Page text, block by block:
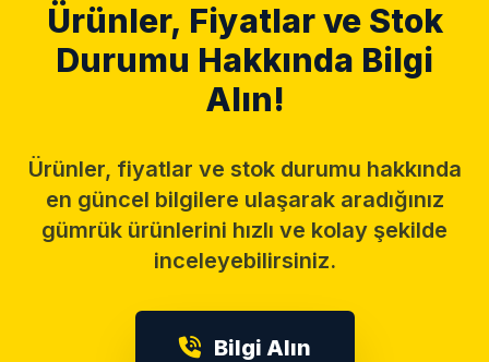
Ürünler, Fiyatlar ve Stok
Durumu Hakkında Bilgi
Alın!
Ürünler, fiyatlar ve stok durumu hakkında
en güncel bilgilere ulaşarak aradığınız
gümrük ürünlerini hızlı ve kolay şekilde
inceleyebilirsiniz.
Bilgi Alın